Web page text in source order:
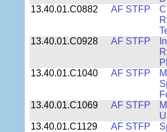
13.40.01.C0882
AF STFP
13.40.01.C0928
AF STFP
13.40.01.C1040
AF STFP
13.40.01.C1069
AF STFP
13.40.01.C1129
AF STFP